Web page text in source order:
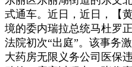
式通车。近日，近日，【
境的委内瑞拉总统马杜罗
法院初次“出庭”。该事务
大药房无限义务公司医保